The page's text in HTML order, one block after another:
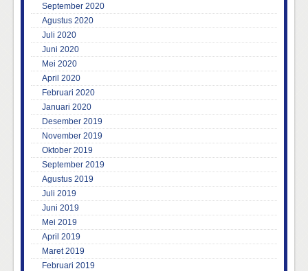
September 2020
Agustus 2020
Juli 2020
Juni 2020
Mei 2020
April 2020
Februari 2020
Januari 2020
Desember 2019
November 2019
Oktober 2019
September 2019
Agustus 2019
Juli 2019
Juni 2019
Mei 2019
April 2019
Maret 2019
Februari 2019